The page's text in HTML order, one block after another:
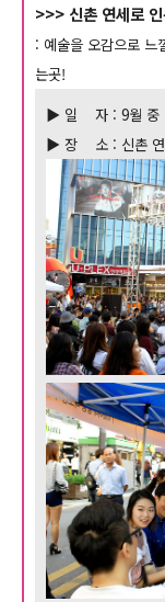
>>> 신촌 연세로
: 예술을 오감으로 느
는곳!
▶ 일 자 : 9월 중
▶ 장 소 : 신촌 연